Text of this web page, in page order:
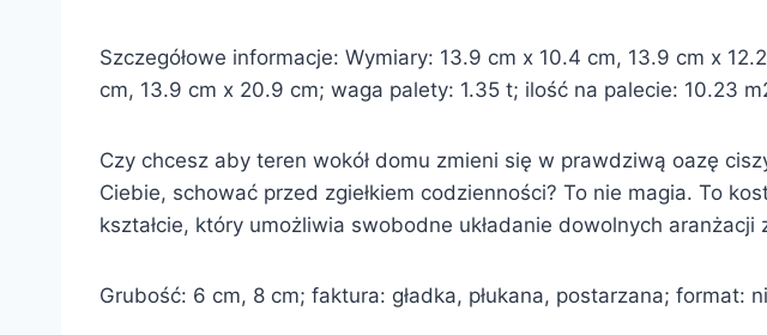
Szczegółowe informacje: Wymiary: 13.9 cm x 10.4 cm, 13.9 cm x
cm, 13.9 cm x 20.9 cm; waga palety: 1.35 t; ilość na palecie: 10.23
Czy chcesz aby teren wokół domu zmieni się w prawdziwą oazę
Ciebie, schować przed zgiełkiem codzienności? To nie magia. To
kształcie, który umożliwia swobodne układanie dowolnych
Grubość: 6 cm, 8 cm; faktura: gładka, płukana, postarzana;